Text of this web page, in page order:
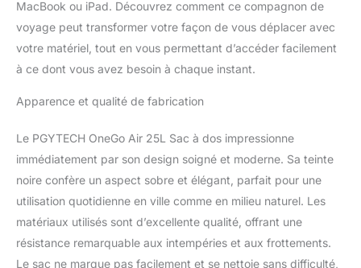
MacBook ou iPad. Découvrez comment ce compagnon de
voyage peut transformer votre façon de vous déplacer avec
votre matériel, tout en vous permettant d’accéder facilement
à ce dont vous avez besoin à chaque instant.
Apparence et qualité de fabrication
Le PGYTECH OneGo Air 25L Sac à dos impressionne
immédiatement par son design soigné et moderne. Sa teinte
noire confère un aspect sobre et élégant, parfait pour une
utilisation quotidienne en ville comme en milieu naturel. Les
matériaux utilisés sont d’excellente qualité, offrant une
résistance remarquable aux intempéries et aux frottements.
Le sac ne marque pas facilement et se nettoie sans difficulté,